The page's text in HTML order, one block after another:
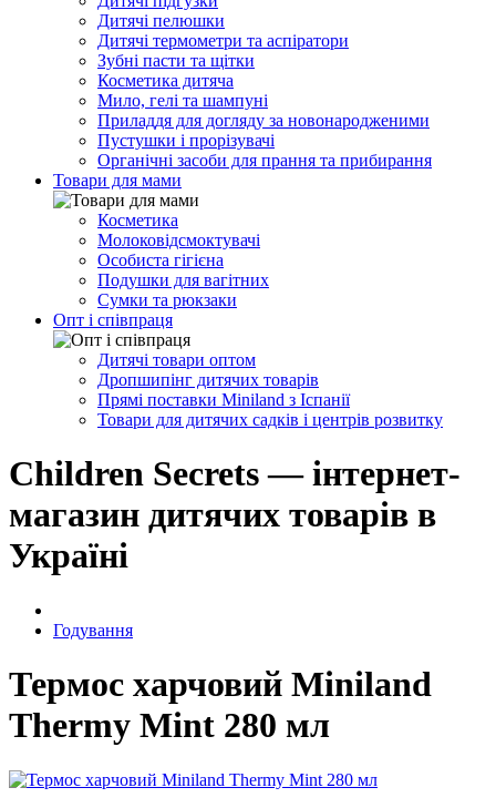
Дитячі пелюшки
Дитячі термометри та аспіратори
Зубні пасти та щітки
Косметика дитяча
Мило, гелі та шампуні
Приладдя для догляду за новонародженими
Пустушки і прорізувачі
Органічні засоби для прання та прибирання
Товари для мами
Косметика
Молоковідсмоктувачі
Особиста гігієна
Подушки для вагітних
Сумки та рюкзаки
Опт і співпраця
Дитячі товари оптом
Дропшипінг дитячих товарів
Прямі поставки Miniland з Іспанії
Товари для дитячих садків і центрів розвитку
Children Secrets — інтернет-
магазин дитячих товарів в
Україні
Годування
Термос харчовий Miniland
Thermy Mint 280 мл